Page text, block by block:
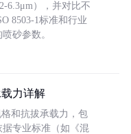
6.3μm），并对比不
8503-1标准和行业
砂参数。
力详解
和抗拔承载力，包
专业标准（如《混